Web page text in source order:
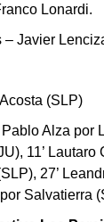
Lonardi.
– Javier
(SLP)
Alza por
11’
27’
Salvatierra